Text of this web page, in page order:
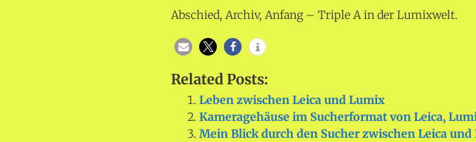
Abschied, Archiv, Anfang – Triple A in der Lumixwelt.
Related Posts:
Leben zwischen Leica und Lumix
Kameragehäuse im Sucherformat von Leica,
Mein Blick durch den Sucher zwischen Leica